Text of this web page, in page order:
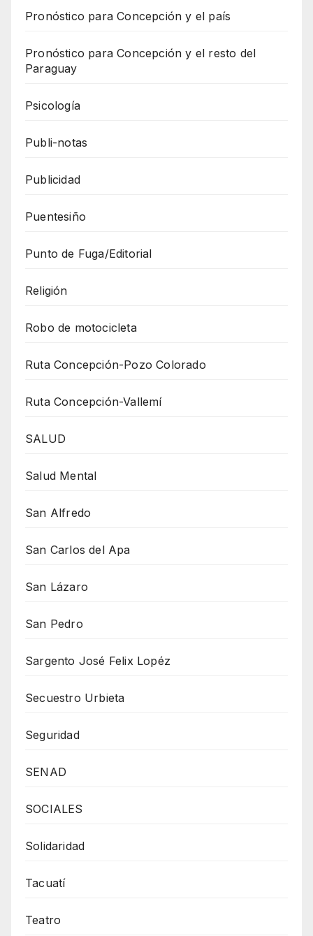
Pronóstico para Concepción y el país
Pronóstico para Concepción y el resto del
Paraguay
Psicología
Publi-notas
Publicidad
Puentesiño
Punto de Fuga/Editorial
Religión
Robo de motocicleta
Ruta Concepción-Pozo Colorado
Ruta Concepción-Vallemí
SALUD
Salud Mental
San Alfredo
San Carlos del Apa
San Lázaro
San Pedro
Sargento José Felix Lopéz
Secuestro Urbieta
Seguridad
SENAD
SOCIALES
Solidaridad
Tacuatí
Teatro